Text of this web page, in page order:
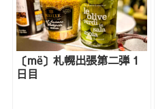
〔më〕札幌出張第二弾 1
日目